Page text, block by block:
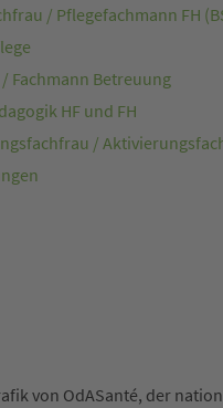
/ Pflegefachmann FH
Fachmann Betreuung
HF und FH
/
von OdASanté, der